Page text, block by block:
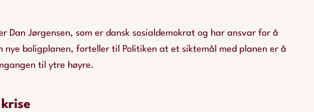
Dan Jørgensen, som er dansk sosialdemokrat og har ansvar for å
nye boligplanen, forteller til Politiken at et siktemål med planen er å
til ytre høyre.
krise